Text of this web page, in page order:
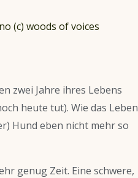
zwei Jahre ihres Lebens
heute tut). Wie das Leben
Hund eben nicht mehr so
genug Zeit. Eine schwere,